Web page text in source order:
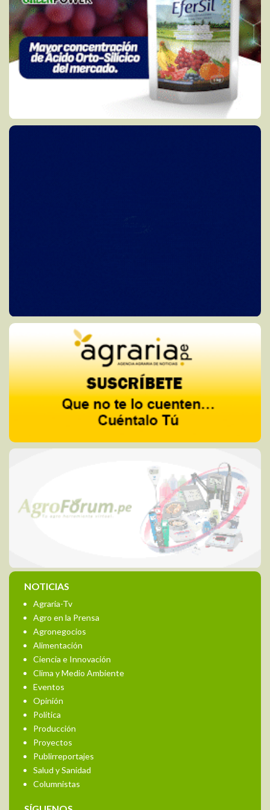
NOTICIAS
Agraria-Tv
Agro en la Prensa
Agronegocios
Alimentación
Ciencia e Innovación
Clima y Medio Ambiente
Eventos
Opinión
Política
Producción
Proyectos
Publirreportajes
Salud y Sanidad
Columnistas